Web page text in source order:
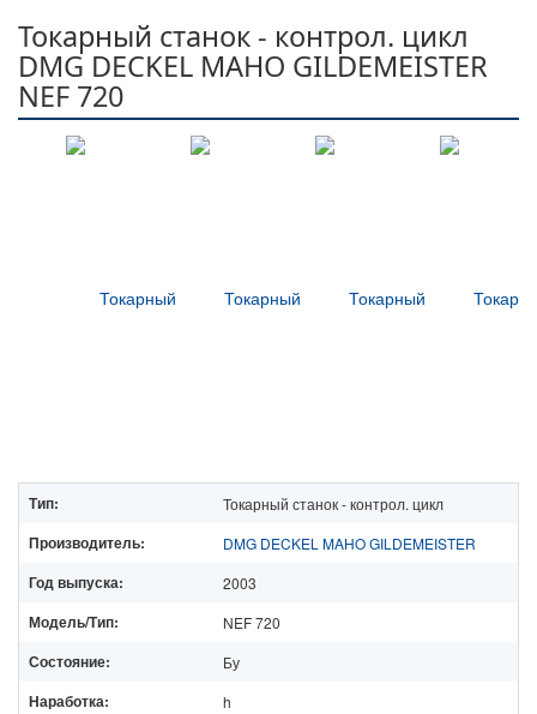
Токарный станок - контрол. цикл
DMG DECKEL MAHO GILDEMEISTER
NEF 720
Тип: Токарный станок - контрол. цикл
Производитель: DMG DECKEL MAHO GILDEMEISTER
Год выпуска: 2003
Модель/Тип: NEF 720
Состояние: Бу
Наработка: h